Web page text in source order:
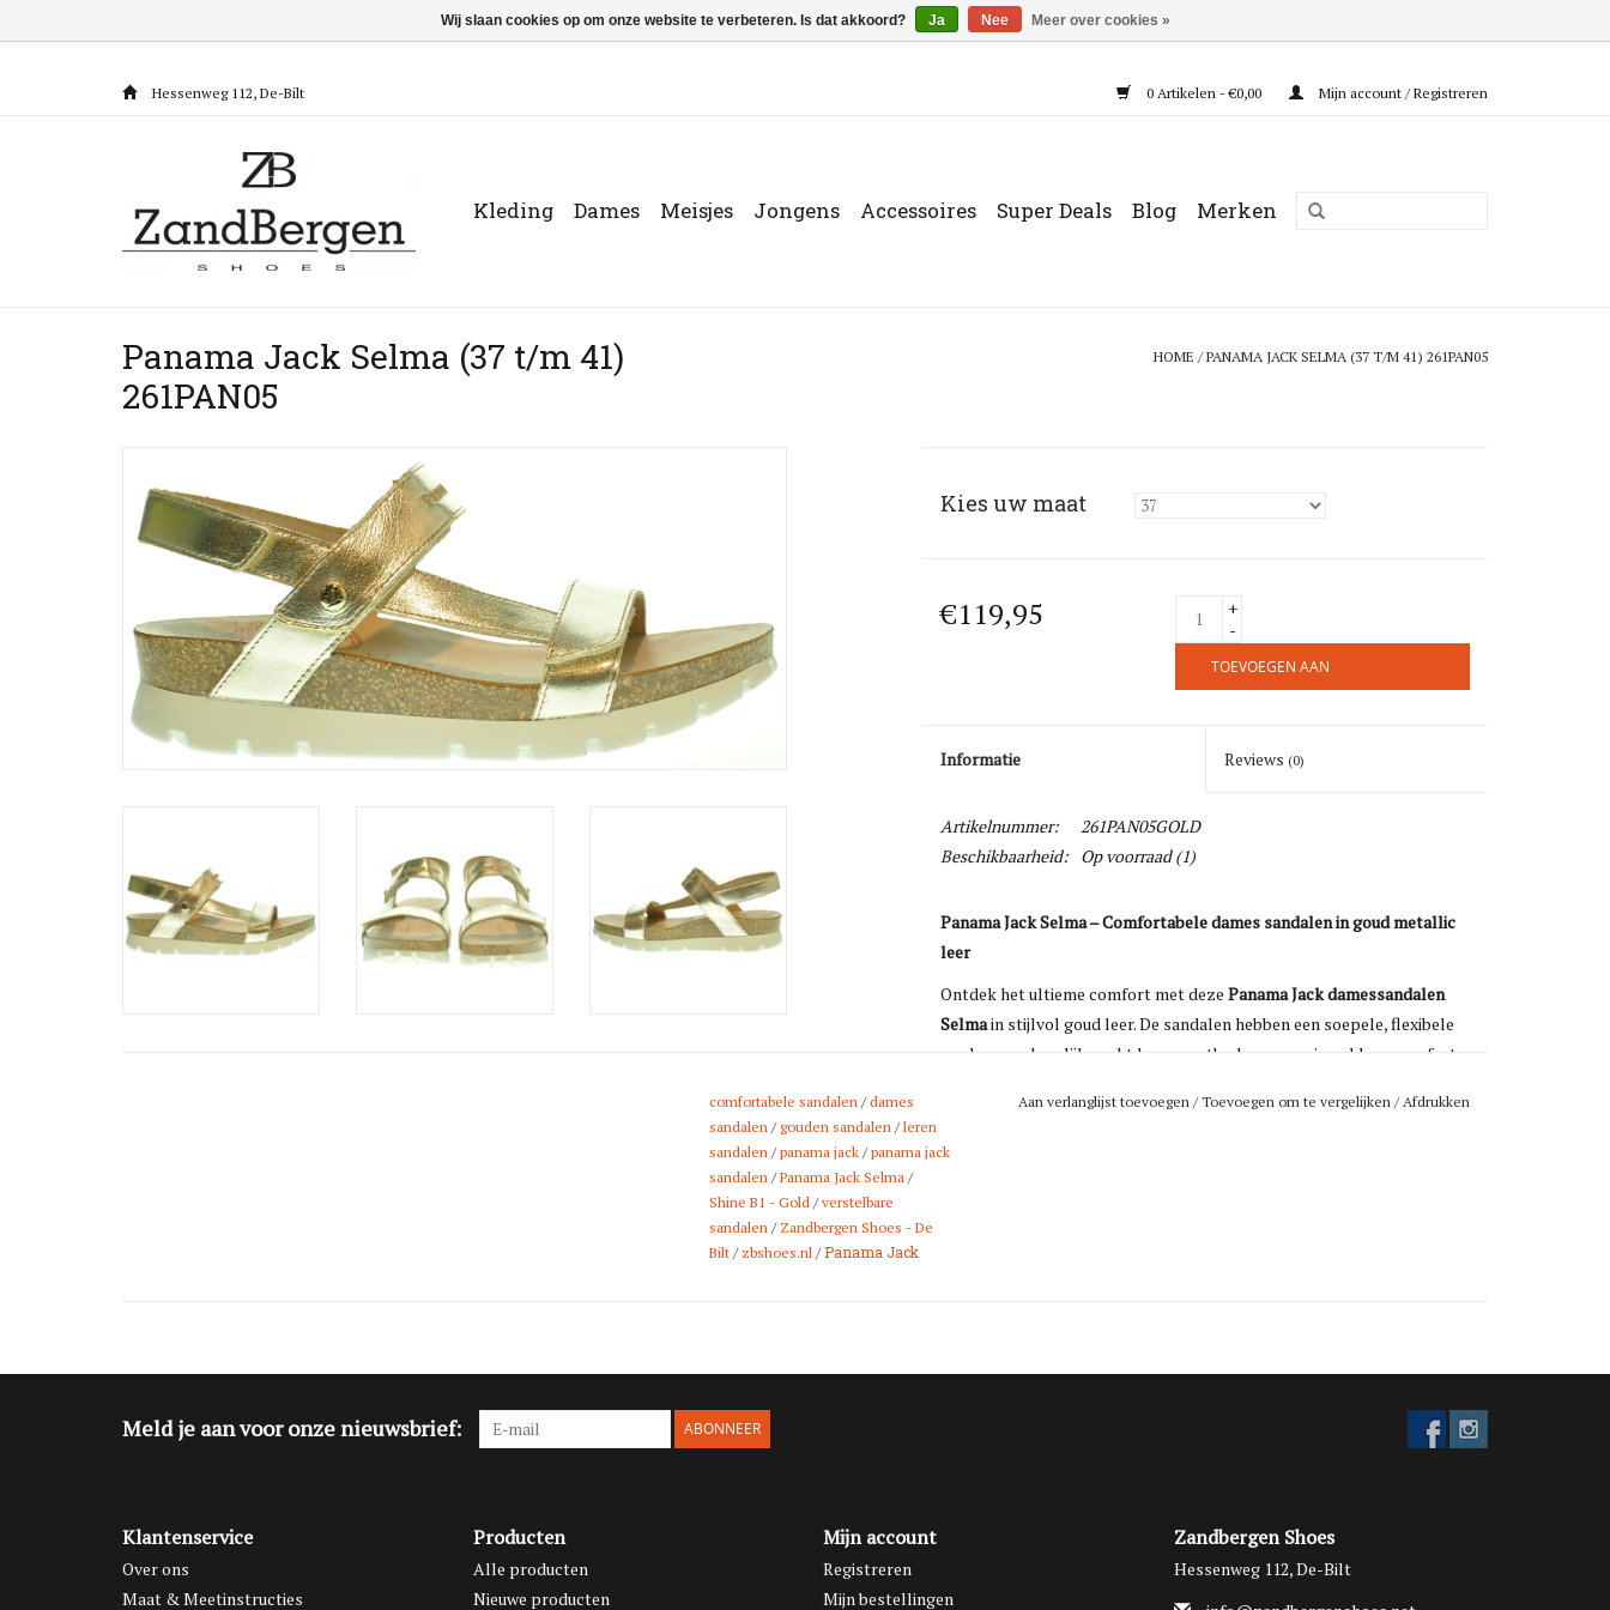
Hessenweg 112, De-Bilt 0 Artikelen - €0,00 Mijn account / Registreren
Kleding Dames Meisjes Jongens Accessoires Super Deals Blog Merken
Panama Jack Selma (37 t/m 41)
261PAN05
HOME /PANAMA JACK SELMA (37 T/M 41) 261PAN05
€119,95
+
-
TOEVOEGEN AAN
Informatie Reviews (0)
Artikelnummer:
261PAN05GOLD
Beschikbaarheid:
Op voorraad(1)
Panama Jack Selma – Comfortabele dames sandalen in goud metallic
leer
Ontdek het ultieme comfort met deze Panama Jack damessandalen
Selmain stijlvol goud leer. De sandalen hebben een soepele, flexibele
zool en een heerlijk zacht leren voetbed voor maximaal loopcomfort –
sandalen eenvoudig aan je voet aan voor een optimale pasvorm. De
comfortabele sandalen /dames
sandalen / gouden sandalen /leren
sandalen /panama jack /panama jack
sandalen /Panama Jack Selma /
Shine B1 - Gold /verstelbare
sandalen / Zandbergen Shoes - De
Bilt / zbshoes.nl /Panama Jack
Aan verlanglijst toevoegen/Toevoegen om te vergelijken /Afdrukken
Meld je aan voor onze nieuwsbrief: ABONNEER
Klantenservice
Over ons
Maat & Meetinstructies
Producten
Alle producten
Nieuwe producten
Mijn account
Registreren
Mijn bestellingen
Zandbergen Shoes
Hessenweg 112, De-Bilt
Wij slaan cookies op om onze website te verbeteren. Is dat akkoord? Ja Nee Meer over cookies »